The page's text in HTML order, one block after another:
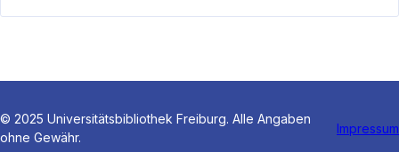
© 2025 Universitätsbibliothek Freiburg. Alle Angaben
ohne Gewähr.
Impressum